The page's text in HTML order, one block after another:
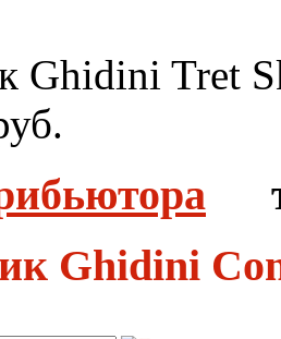
Ghidini Tret
Ghidini